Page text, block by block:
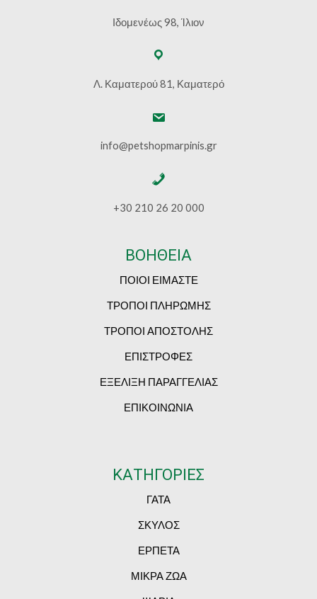
Ιδομενέως 98, Ίλιον
Λ. Καματερού 81, Καματερό
info@petshopmarpinis.gr
+30 210 26 20 000
ΒΟΗΘΕΙΑ
ΠΟΙΟΙ ΕΙΜΑΣΤΕ
ΤΡΟΠΟΙ ΠΛΗΡΩΜΗΣ
ΤΡΟΠΟΙ ΑΠΟΣΤΟΛΗΣ
ΕΠΙΣΤΡΟΦΕΣ
ΕΞΕΛΙΞΗ ΠΑΡΑΓΓΕΛΙΑΣ
ΕΠΙΚΟΙΝΩΝΙΑ
ΚΑΤΗΓΟΡΙΕΣ
ΓΑΤΑ
ΣΚΥΛΟΣ
ΕΡΠΕΤΑ
ΜΙΚΡΑ ΖΩΑ